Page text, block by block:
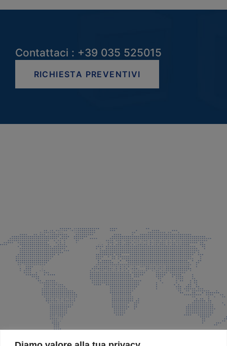
Contattaci : +39 035 525015
RICHIESTA PREVENTIVI
info@faeg.it
COMMERCIALE E SPEDIZIONI
Via Padre Elzi, 32 Grassobbio (BG)
035 525015
035 335037
info@faeg.it
SITE MAP